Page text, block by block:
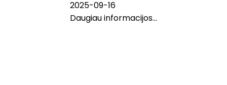
2025-09-16
Daugiau informacijos...